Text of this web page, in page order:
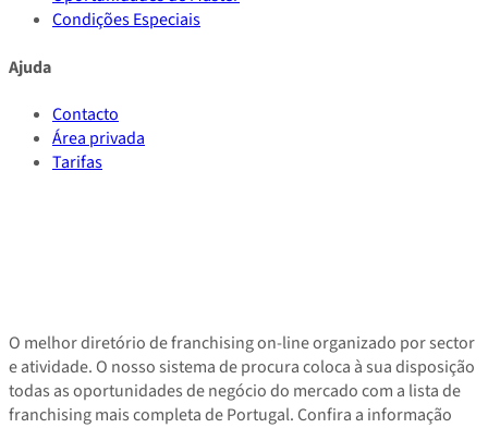
Condições Especiais
Ajuda
Contacto
Área privada
Tarifas
O melhor diretório de franchising on-line organizado por sector
e atividade. O nosso sistema de procura coloca à sua disposição
todas as oportunidades de negócio do mercado com a lista de
franchising mais completa de Portugal. Confira a informação